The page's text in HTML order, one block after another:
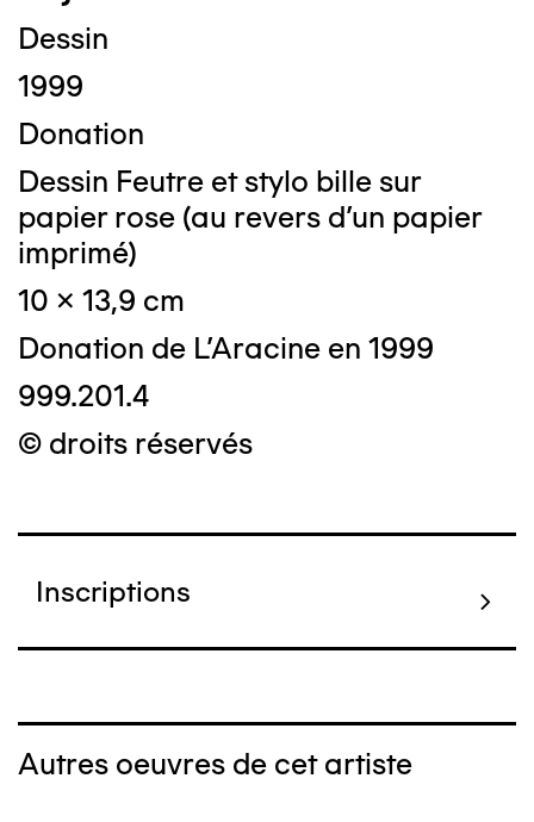
Dessin
1999
Donation
Dessin Feutre et stylo bille sur
papier rose (au revers d'un papier
imprimé)
10 x 13,9 cm
Donation de L'Aracine en 1999
999.201.4
© droits réservés
Inscriptions
Autres oeuvres de cet artiste